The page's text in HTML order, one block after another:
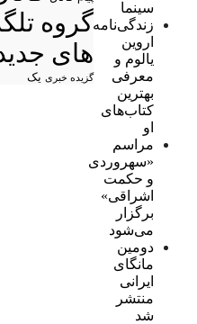
سینما
زندگی‌نامه
اروین
یالوم و
معرفی
بهترین
کتاب‌های
او
مراسم
«سهروردی
و حکمت
اشراقی»
برگزار
می‌شود
دومین
مانگای
ایرانی
منتشر
شد
گروه
های
گزیده خبری یک